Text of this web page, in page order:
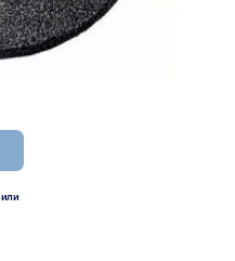
или